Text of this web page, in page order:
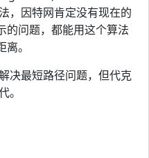
，因特网肯定没有现在的
的问题，都能用这个算法
。
决最短路径问题，但代克
。